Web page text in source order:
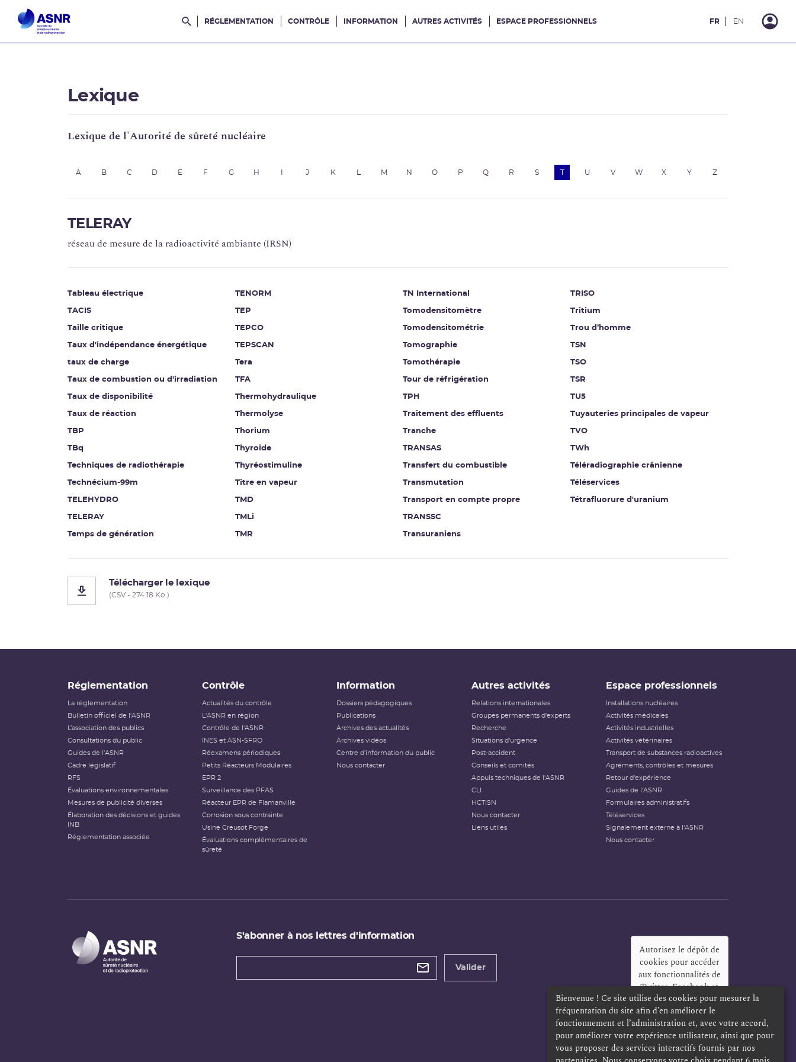
Rechercher dans le site
RÉGLEMENTATION CONTRÔLE INFORMATION AUTRES ACTIVITÉS ESPACE PROFESSIONNELS FR EN
Lexique
Lexique de l'Autorité de sûreté nucléaire
A B C D E F G H J K M N O P Q R S T U V W X Y Z
TELERAY
réseau de mesure de la radioactivité ambiante (IRSN)
Tableau électrique
TACIS
Taille critique
Taux d'indépendance énergétique
taux de charge
Taux de combustion ou d'irradiation
Taux de disponibilité
Taux de réaction
TBP
TBq
Techniques de radiothérapie
Technécium-99m
TELEHYDRO
TELERAY
Temps de génération
TENORM
TEP
TEPCO
TEPSCAN
Tera
TFA
Thermohydraulique
Thermolyse
Thorium
Thyroïde
Thyréostimuline
Titre en vapeur
TMD
TMLi
TMR
TN International
Tomodensitomètre
Tomodensitométrie
Tomographie
Tomothérapie
Tour de réfrigération
TPH
Traitement des effluents
Tranche
TRANSAS
Transfert du combustible
Transmutation
Transport en compte propre
TRANSSC
Transuraniens
TRISO
Tritium
Trou d’homme
TSN
TSO
TSR
TU5
Tuyauteries principales de vapeur
TVO
TWh
Téléradiographie crânienne
Téléservices
Tétrafluorure d'uranium
Télécharger le lexique
(CSV - 274.18 Ko )
Réglementation
La réglementation
Bulletin officiel de l'ASNR
L’association des publics
Consultations du public
Guides de l'ASNR
Cadre législatif
RFS
Évaluations environnementales
Mesures de publicité diverses
Élaboration des décisions et guides
INB
Réglementation associée
Contrôle
Actualités du contrôle
L'ASNR en région
Contrôle de l'ASNR
INES et ASN-SFRO
Réexamens périodiques
Petits Réacteurs Modulaires
EPR 2
Surveillance des PFAS
Réacteur EPR de Flamanville
Corrosion sous contrainte
Usine Creusot Forge
Évaluations complémentaires de
sûreté
Information
Dossiers pédagogiques
Publications
Archives des actualités
Archives vidéos
Centre d'information du public
Nous contacter
Autres activités
Relations internationales
Groupes permanents d'experts
Recherche
Situations d'urgence
Post-accident
Conseils et comités
Appuis techniques de l'ASNR
CLI
HCTISN
Nous contacter
Liens utiles
Espace professionnels
Installations nucléaires
Activités médicales
Activités industrielles
Activités vétérinaires
Transport de substances radioactives
Agréments, contrôles et mesures
Retour d'expérience
Guides de l'ASNR
Formulaires administratifs
Téléservices
Signalement externe à l'ASNR
Nous contacter
S'abonner à nos lettres d'information
Valider
Autorisez le dépôt de
cookies pour accéder
aux fonctionnalités de
Twitter, Facebook et
LinkedIn?
Oui
Toujours
Bienvenue ! Ce site utilise des cookies pour mesurer la
fréquentation du site afin d’en améliorer le
fonctionnement et l’administration et, avec votre accord,
pour améliorer votre expérience utilisateur, ainsi que pour
vous proposer des services interactifs fournis par nos